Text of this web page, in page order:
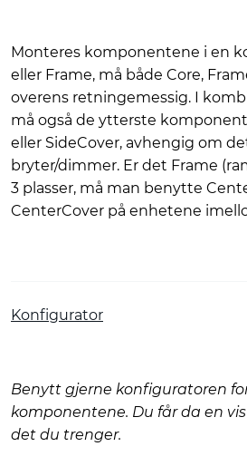
Monteres komponentene i en
eller Frame, må både Core,
overens retningemessig. I
må også de ytterste
eller SideCover, avhengig om
bryter/dimmer. Er det Frame
3 plasser, må man benytte
CenterCover på enhetene
Konfigurator
Benytt gjerne konfiguratoren
komponentene. Du får da en
det du trenger.